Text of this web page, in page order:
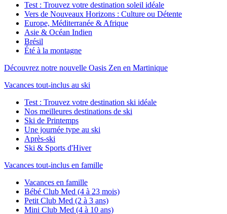
Test : Trouvez votre destination soleil idéale
Vers de Nouveaux Horizons : Culture ou Détente
Europe, Méditerranée & Afrique
Asie & Océan Indien
Brésil
Été à la montagne
Découvrez notre nouvelle Oasis Zen en Martinique
Vacances tout-inclus au ski
Test : Trouvez votre destination ski idéale
Nos meilleures destinations de ski
Ski de Printemps
Une journée type au ski
Après-ski
Ski & Sports d'Hiver
Vacances tout-inclus en famille
Vacances en famille
Bébé Club Med (4 à 23 mois)
Petit Club Med (2 à 3 ans)
Mini Club Med (4 à 10 ans)